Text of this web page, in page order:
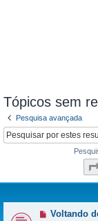
Tópicos sem
Pesquisa avançada
NVoltando